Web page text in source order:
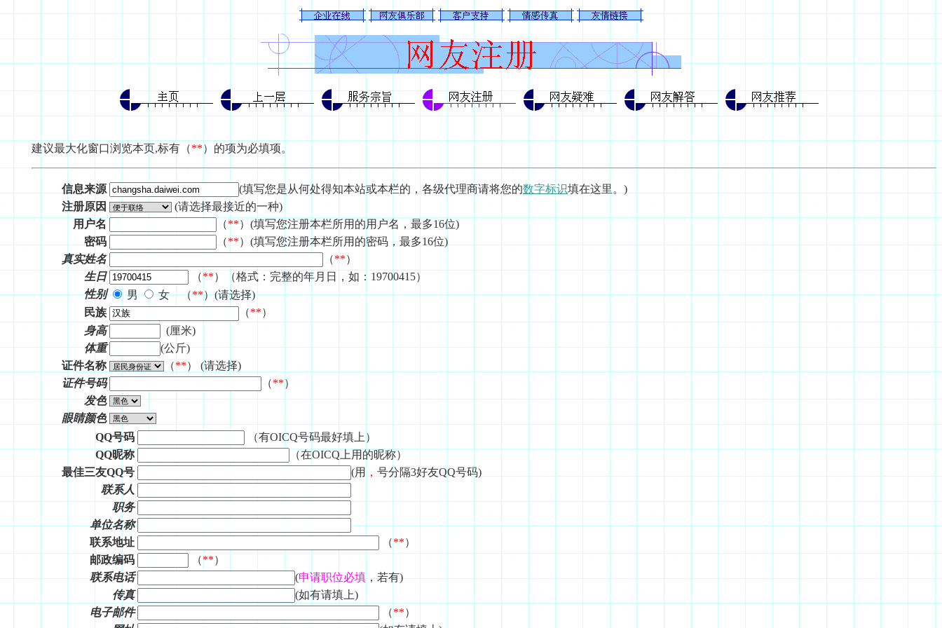
建议最大化窗口浏览本页,标有（**）的项为必填项。
信息来源 (填写您是从何处得知本站或本栏的，各级代理商请将您的数字标识填在这里。)
注册原因
(请选择最接近的一种)
用户名
（**）(填写您注册本栏所用的用户名，最多16位)
密码
（**）(填写您注册本栏所用的密码，最多16位)
真实姓名
（**）
生日
（**）（格式：完整的年月日，如：19700415）
性别
男 女 （**）(请选择)
民族
（**）
身高
(厘米)
体重
(公斤)
证件名称
（**） (请选择)
证件号码
（**）
发色
眼睛颜色
QQ号码
（有OICQ号码最好填上）
QQ昵称
（在OICQ上用的昵称）
最佳三友QQ号
(用 ， 号分隔3好友QQ号码)
联系人
职务
单位名称
联系地址
（**）
邮政编码
（**）
联系电话
(申请职位必填，若有)
传真
(如有请填上)
电子邮件
（**）